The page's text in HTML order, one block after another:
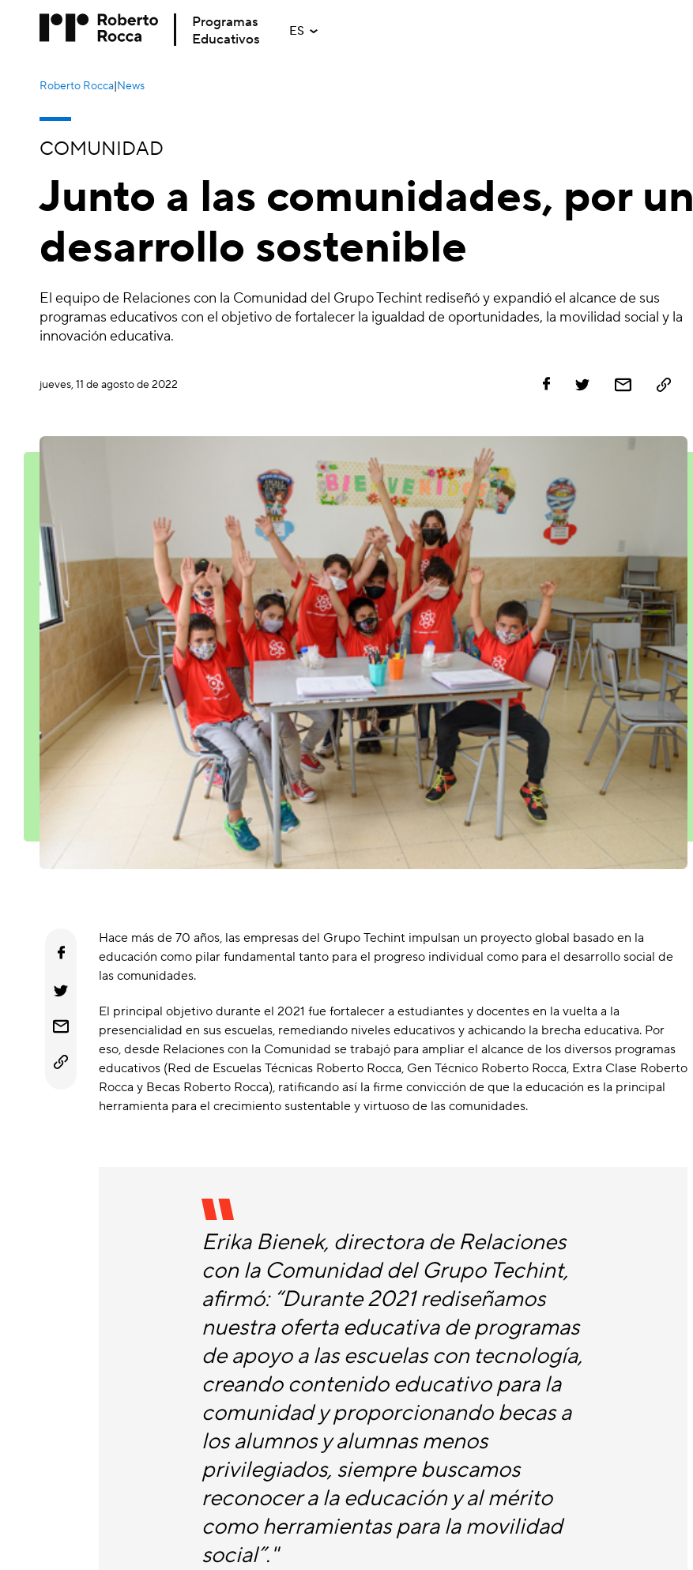
Programas
Educativos
ES
Roberto Rocca|News
COMUNIDAD
Junto a las comunidades, por un
desarrollo sostenible
El equipo de Relaciones con la Comunidad del Grupo Techint rediseñó y expandió el alcance de sus
programas educativos con el objetivo de fortalecer la igualdad de oportunidades, la movilidad social y la
innovación educativa.
jueves, 11 de agosto de 2022
Hace más de 70 años, las empresas del Grupo Techint impulsan un proyecto global basado en la
educación como pilar fundamental tanto para el progreso individual como para el desarrollo social de
las comunidades.
El principal objetivo durante el 2021 fue fortalecer a estudiantes y docentes en la vuelta a la
presencialidad en sus escuelas, remediando niveles educativos y achicando la brecha educativa. Por
eso, desde Relaciones con la Comunidad se trabajó para ampliar el alcance de los diversos programas
educativos (Red de Escuelas Técnicas Roberto Rocca, Gen Técnico Roberto Rocca, Extra Clase Roberto
Rocca y Becas Roberto Rocca), ratificando así la firme convicción de que la educación es la principal
herramienta para el crecimiento sustentable y virtuoso de las comunidades.
Erika Bienek, directora de Relaciones
con la Comunidad del Grupo Techint,
afirmó: “Durante 2021 rediseñamos
nuestra oferta educativa de programas
de apoyo a las escuelas con tecnología,
creando contenido educativo para la
comunidad y proporcionando becas a
los alumnos y alumnas menos
privilegiados, siempre buscamos
reconocer a la educación y al mérito
como herramientas para la movilidad
social”."